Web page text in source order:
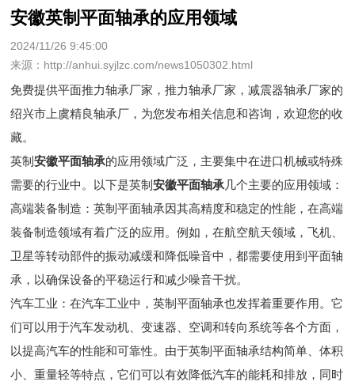
安徽英制平面轴承的应用领域
2024/11/26 9:45:00
来源：http://anhui.syjlzc.com/news1050302.html
免费提供平面推力轴承厂家 ，推力轴承厂家，减震器轴承厂家的
绍兴市上虞精良轴承厂，为您发布相关信息和咨询，欢迎您的收
藏。
英制安徽平面轴承的应用领域广泛，主要集中在进口机械或特殊
需要的行业中。以下是英制安徽平面轴承几个主要的应用领域：
高端装备制造：英制平面轴承因其高精度和稳定的性能，在高端
装备制造领域有着广泛的应用。例如，在航空航天领域，飞机、
卫星等转动部件的振动减缓和降低噪音中，都需要使用到平面轴
承，以确保设备的平稳运行和减少噪音干扰。
汽车工业：在汽车工业中，英制平面轴承也发挥着重要作用。它
们可以用于汽车发动机、变速器、空调和转向系统等各个方面，
以提高汽车的性能和可靠性。由于英制平面轴承结构简单、体积
小、重量轻等特点，它们可以有效降低汽车的能耗和排放，同时